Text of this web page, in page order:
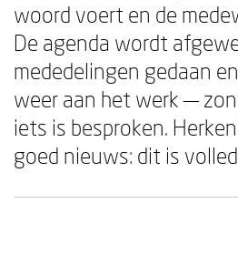
woord voert en de
De agenda wordt
mededelingen gedaan
weer aan het werk —
iets is besproken.
goed nieuws: dit is